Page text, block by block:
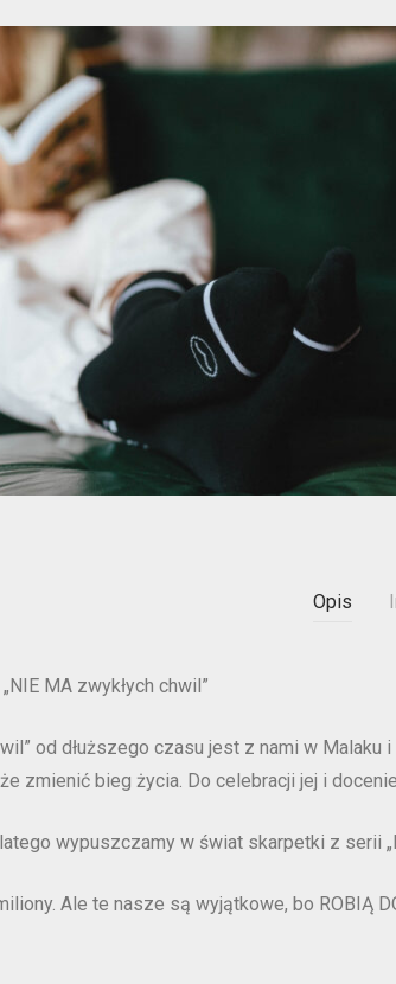
Opis
MA zwykłych chwil”
od dłuższego czasu jest z nami w
zmienić bieg życia. Do celebracji jej i
wypuszczamy w świat skarpetki z serii
Ale te nasze są wyjątkowe, bo ROBIĄ